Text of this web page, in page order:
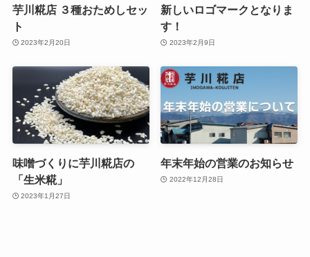
芋川糀店 ３種おためしセッ
ト
2023年2月20日
新しいロゴマークとなりま
す！
2023年2月9日
味噌づくりに芋川糀店の
「生米糀」
2023年1月27日
年末年始の営業のお知らせ
2022年12月28日